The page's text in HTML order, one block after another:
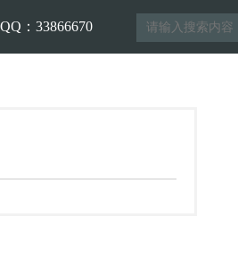
：33866670